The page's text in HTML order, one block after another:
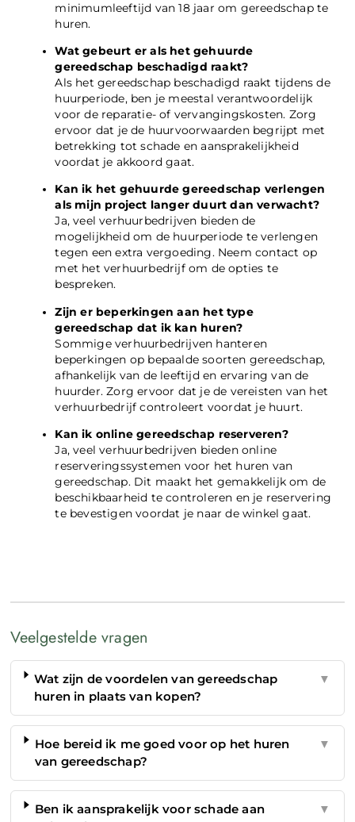
minimumleeftijd van 18 jaar om gereedschap te
huren.
Wat gebeurt er als het gehuurde
gereedschap beschadigd raakt?
Als het gereedschap beschadigd raakt tijdens de
huurperiode, ben je meestal verantwoordelijk
voor de reparatie- of vervangingskosten. Zorg
ervoor dat je de huurvoorwaarden begrijpt met
betrekking tot schade en aansprakelijkheid
voordat je akkoord gaat.
Kan ik het gehuurde gereedschap verlengen
als mijn project langer duurt dan verwacht?
Ja, veel verhuurbedrijven bieden de
mogelijkheid om de huurperiode te verlengen
tegen een extra vergoeding. Neem contact op
met het verhuurbedrijf om de opties te
bespreken.
Zijn er beperkingen aan het type
gereedschap dat ik kan huren?
Sommige verhuurbedrijven hanteren
beperkingen op bepaalde soorten gereedschap,
afhankelijk van de leeftijd en ervaring van de
huurder. Zorg ervoor dat je de vereisten van het
verhuurbedrijf controleert voordat je huurt.
Kan ik online gereedschap reserveren?
Ja, veel verhuurbedrijven bieden online
reserveringssystemen voor het huren van
gereedschap. Dit maakt het gemakkelijk om de
beschikbaarheid te controleren en je reservering
te bevestigen voordat je naar de winkel gaat.
Veelgestelde vragen
Wat zijn de voordelen van gereedschap
huren in plaats van kopen?
▼
Hoe bereid ik me goed voor op het huren
van gereedschap?
▼
Ben ik aansprakelijk voor schade aan
▼